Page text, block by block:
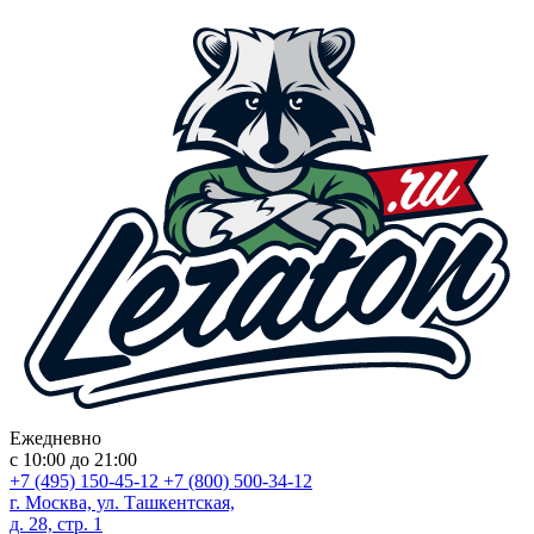
Ежедневно
с 10:00 до 21:00
+7 (495) 150-45-12 +7 (800) 500-34-12
г. Москва, ул. Ташкентская,
д. 28, стр. 1